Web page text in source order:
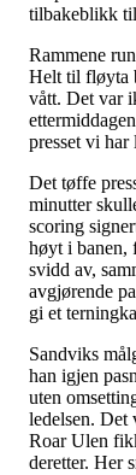
tilbakeblikk
Rammene
Helt til fløyta
vått. Det var
presset vi har
Det tøffe
minutter
scoring
høyt i banen,
svidd av,
avgjørende
gi et
Sandviks
han igjen
uten
ledelsen. Det
Roar Ulen
deretter. Her